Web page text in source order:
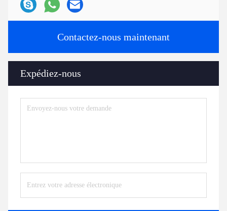
Contactez-nous maintenant
Expédiez-nous